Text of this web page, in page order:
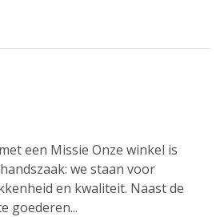
een Missie Onze winkel is
we staan voor
en kwaliteit. Naast de
goederen...